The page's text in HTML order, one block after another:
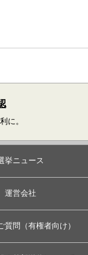
に。
挙ニュース
運営会社
質問（有権者向け）